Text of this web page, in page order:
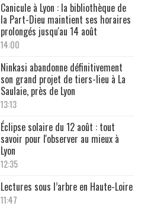
Canicule à Lyon : la bibliothèque de
la Part-Dieu maintient ses horaires
prolongés jusqu'au 14 août
14:00
Ninkasi abandonne définitivement
son grand projet de tiers-lieu à La
Saulaie, près de Lyon
13:13
Éclipse solaire du 12 août : tout
savoir pour l'observer au mieux à
Lyon
12:35
Lectures sous l’arbre en Haute-Loire
11:47